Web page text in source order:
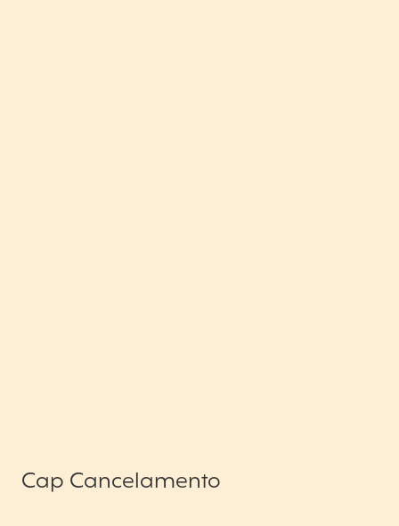
Cap Cancelamento